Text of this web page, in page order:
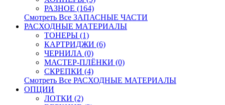
РАЗНОЕ (164)
Смотреть Все ЗАПАСНЫЕ ЧАСТИ
РАСХОДНЫЕ МАТЕРИАЛЫ
ТОНЕРЫ (1)
КАРТРИДЖИ (6)
ЧЕРНИЛА (0)
МАСТЕР-ПЛЁНКИ (0)
СКРЕПКИ (4)
Смотреть Все РАСХОДНЫЕ МАТЕРИАЛЫ
ОПЦИИ
ЛОТКИ (2)